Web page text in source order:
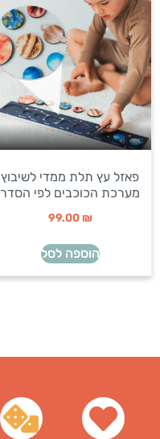
פאזל עץ תלת ממדי לשיבוץ
מערכת הכוכבים לפי הסדר
99.00 ₪
הוספה לסל